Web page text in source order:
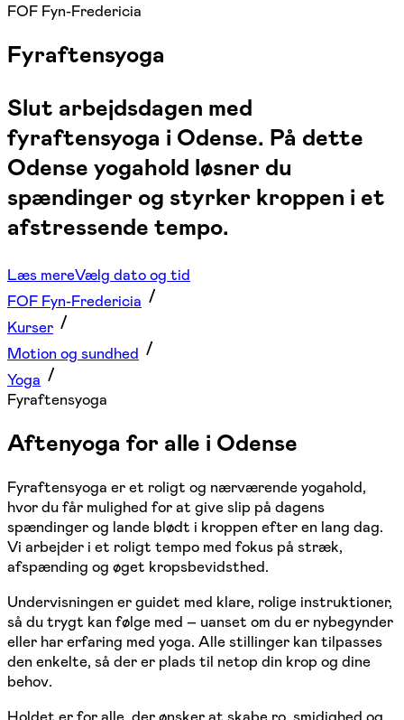
FOF Fyn-Fredericia
Fyraftensyoga
Slut arbejdsdagen med
fyraftensyoga i Odense. På dette
Odense yogahold løsner du
spændinger og styrker kroppen i et
afstressende tempo.
Læs mereVælg dato og tid
FOF Fyn-Fredericia
Kurser
Motion og sundhed
Yoga
Fyraftensyoga
Aftenyoga for alle i Odense
Fyraftensyoga er et roligt og nærværende yogahold,
hvor du får mulighed for at give slip på dagens
spændinger og lande blødt i kroppen efter en lang dag.
Vi arbejder i et roligt tempo med fokus på stræk,
afspænding og øget kropsbevidsthed.
Undervisningen er guidet med klare, rolige instruktioner,
så du trygt kan følge med – uanset om du er nybegynder
eller har erfaring med yoga. Alle stillinger kan tilpasses
den enkelte, så der er plads til netop din krop og dine
behov.